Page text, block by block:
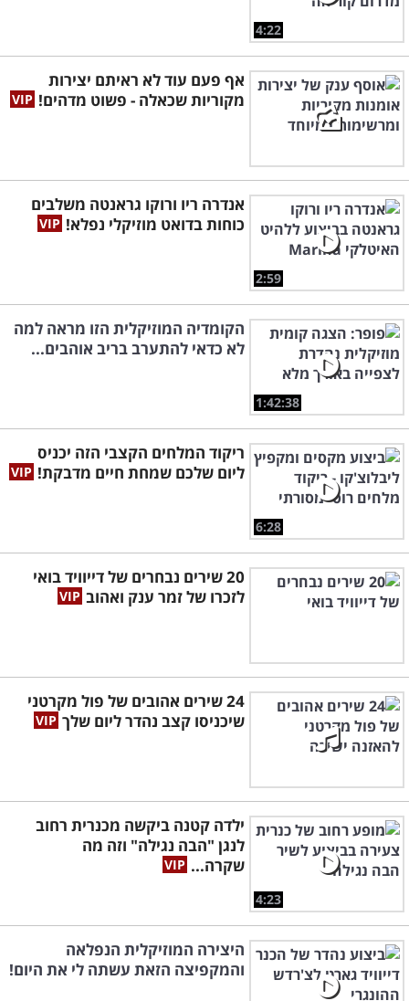
4:22
אף פעם עוד לא ראיתם יצירות
מקוריות שכאלה - פשוט מדהים!
2:59
אנדרה ריו ורוקו גראנטה משלבים
כוחות בדואט מוזיקלי נפלא!
1:42:38
הקומדיה המוזיקלית הזו מראה למה
לא כדאי להתערב בריב אוהבים...
6:28
ריקוד המלחים הקצבי הזה יכניס
ליום שלכם שמחת חיים מדבקת!
20 שירים נבחרים של דייוויד בואי
לזכרו של זמר ענק ואהוב
24 שירים אהובים של פול מקרטני
שיכניסו קצב נהדר ליום שלך
4:23
ילדה קטנה ביקשה מכנרית רחוב
לנגן "הבה נגילה" וזה מה
שקרה...
היצירה המוזיקלית הנפלאה
והמקפיצה הזאת עשתה לי את היום!